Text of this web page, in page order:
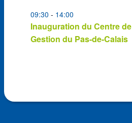
Photo
ViewInauguration du Centre de
Gestion du Pas-de-Calais
09:30- 14:00